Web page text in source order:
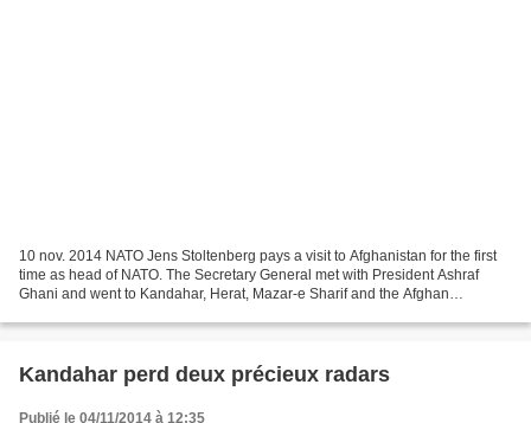
10 nov. 2014 NATO Jens Stoltenberg pays a visit to Afghanistan for the first
time as head of NATO. The Secretary General met with President Ashraf
Ghani and went to Kandahar, Herat, Mazar-e Sharif and the Afghan
Kandahar perd deux précieux radars
Publié le 04/11/2014 à 12:35